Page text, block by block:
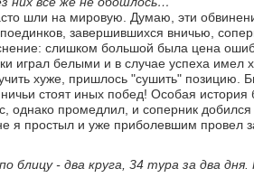
шли на мировую. Думаю, эти
завершившихся вничью,
слишком большой была цена
играл белыми и в случае успеха
хуже, пришлось "сушить" позицию.
стоят иных побед! Особая история
промедлил, и соперник
я простыл и уже приболевшим провел
блицу - два круга, 34 тура за два